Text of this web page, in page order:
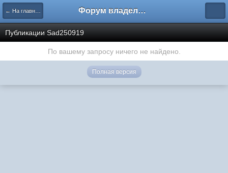
← На главную Форум владельцев интернет-магазинов
Публикации Sad250919
По вашему запросу ничего не найдено.
Полная версия